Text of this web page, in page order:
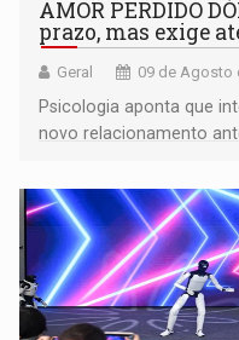
AMOR PERDIDO
prazo, mas exige
Geral 09 de Agosto
Psicologia aponta que
novo relacionamento